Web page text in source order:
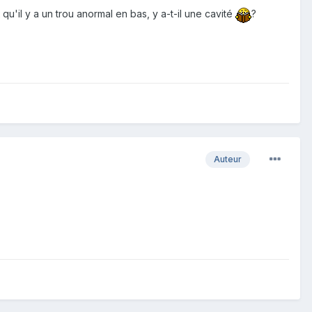
y a un trou anormal en bas, y a-t-il une cavité ?
Auteur